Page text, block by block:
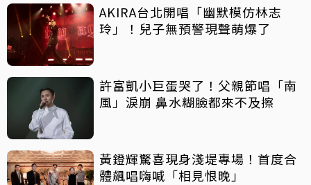
AKIRA台北開唱「幽默模仿林志
玲」！兒子無預警現聲萌爆了
許富凱小巨蛋哭了！父親節唱「南
風」淚崩 鼻水糊臉都來不及擦
黃鐙輝驚喜現身淺堤專場！首度合
體飆唱嗨喊「相見恨晚」